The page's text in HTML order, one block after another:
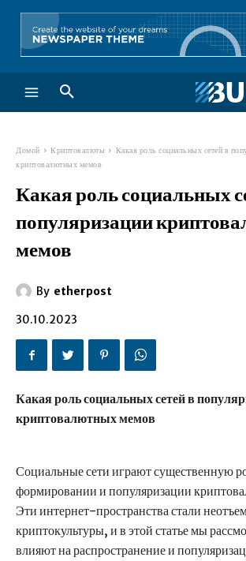
Домой Криптовалюты
Какая роль социальных сетей в
криптовалютных мемов
Какая роль социальных
популяризации
мемов
By etherpost
30.10.2023
Какая роль социальных сетей в
криптовалютных мемов
Социальные сети играют существенную
формировании и популяризации
Эти интернет-пространства стали
криптокультуры, и в этой статье мы
влияют на распространение и